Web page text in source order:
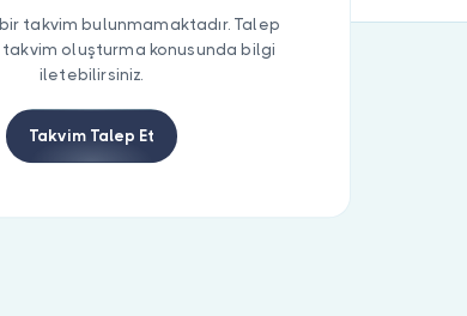
takvim bulunmamaktadır. Talep
oluşturma konusunda bilgi
iletebilirsiniz.
Takvim Talep Et